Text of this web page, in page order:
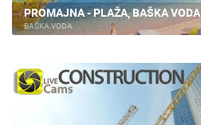
PROMAJNA - PLAŽA, BAŠKA VODA
BAŠKA VODA